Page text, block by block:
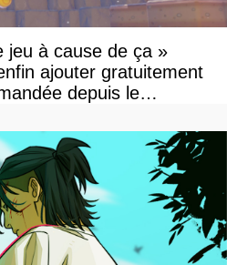
jeu à cause de ça »
ajouter gratuitement
depuis le